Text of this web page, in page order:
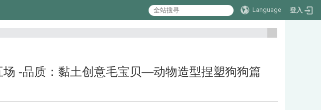
Language 登入
:::
场 -品质：黏土创意毛宝贝—动物造型捏塑狗狗篇